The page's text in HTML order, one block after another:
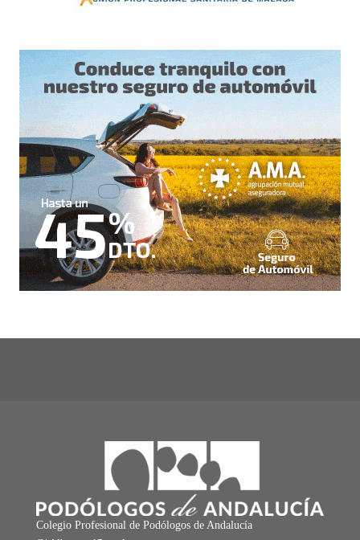
Colegio Profesional de Podólogos de Andalucía